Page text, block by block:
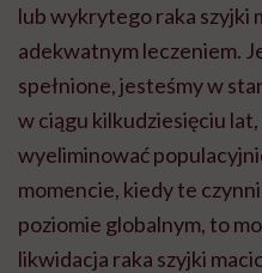
lub wykrytego raka szyjki
adekwatnym leczeniem.
spełnione, jesteśmy w
w ciągu kilkudziesięciu
wyeliminować
momencie, kiedy te
poziomie globalnym, to
likwidacja raka szyjki